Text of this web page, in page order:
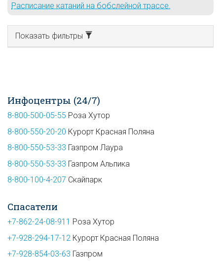
Расписание катаний на бобслейной трассе.
Показать фильтры
Инфоцентры (24/7)
8-800-500-05-55 Роза Хутор
8-800-550-20-20 Курорт Красная Поляна
8-800-550-53-33 Газпром Лаура
8-800-550-53-33 Газпром Альпика
8-800-100-4-207 Скайпарк
Спасатели
+7-862-24-08-911 Роза Хутор
+7-928-294-17-12 Курорт Красная Поляна
+7-928-854-03-63 Газпром